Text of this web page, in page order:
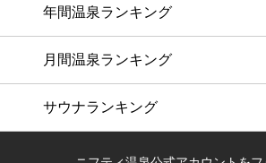
年間温泉ランキング
月間温泉ランキング
サウナランキング